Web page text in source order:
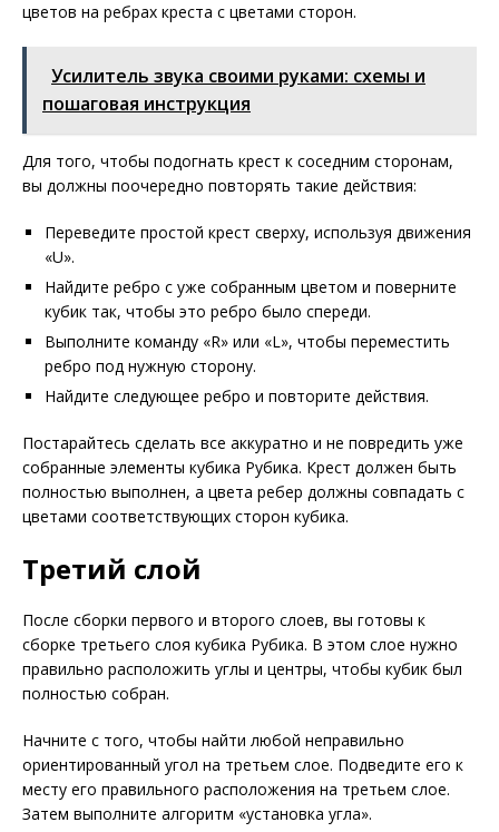
цветов на ребрах креста с цветами сторон.
Усилитель звука своими руками: схемы и
пошаговая инструкция
Для того, чтобы подогнать крест к соседним сторонам,
вы должны поочередно повторять такие действия:
Переведите простой крест сверху, используя движения
«U».
Найдите ребро с уже собранным цветом и поверните
кубик так, чтобы это ребро было спереди.
Выполните команду «R» или «L», чтобы переместить
ребро под нужную сторону.
Найдите следующее ребро и повторите действия.
Постарайтесь сделать все аккуратно и не повредить уже
собранные элементы кубика Рубика. Крест должен быть
полностью выполнен, а цвета ребер должны совпадать с
цветами соответствующих сторон кубика.
Третий слой
После сборки первого и второго слоев, вы готовы к
сборке третьего слоя кубика Рубика. В этом слое нужно
правильно расположить углы и центры, чтобы кубик был
полностью собран.
Начните с того, чтобы найти любой неправильно
ориентированный угол на третьем слое. Подведите его к
месту его правильного расположения на третьем слое.
Затем выполните алгоритм «установка угла».